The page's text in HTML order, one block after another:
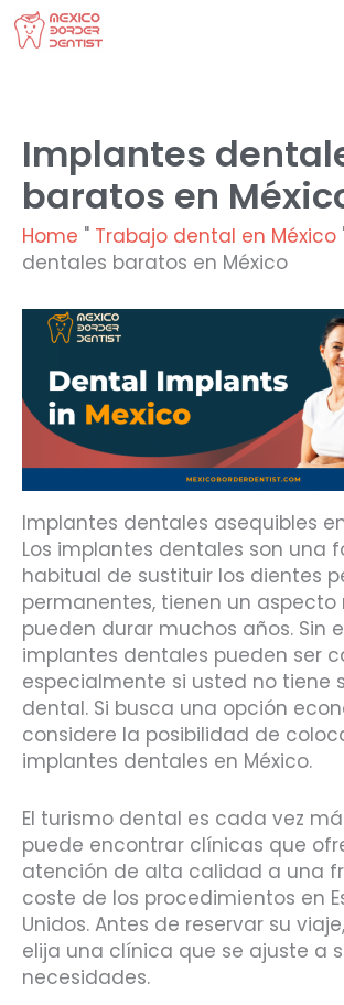
al
Implantes
baratos en
Home " Trabajo dental en México
dentales baratos en México
Implantes dentales asequibles
Los implantes dentales son una
habitual de sustituir los dientes
permanentes, tienen un aspecto
pueden durar muchos años. Sin
implantes dentales pueden ser
especialmente si usted no tiene
dental. Si busca una opción
considere la posibilidad de
implantes dentales en México.
El turismo dental es cada vez
puede encontrar clínicas que
atención de alta calidad a una
coste de los procedimientos en
Unidos. Antes de reservar su
elija una clínica que se ajuste a
necesidades.